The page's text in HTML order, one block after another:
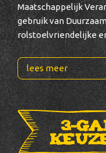
Maatschappelijk
gebruik van
rolstoelvriendelijke
lees meer
3-